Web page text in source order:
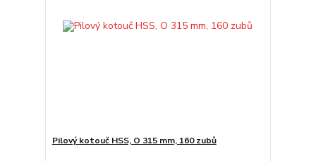
Pilový kotouč HSS, O 315 mm, 160 zubů